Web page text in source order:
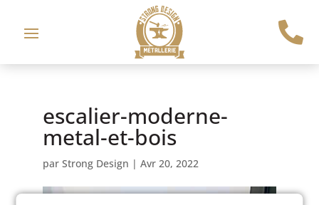

escalier-moderne-
metal-et-bois
par Strong Design | Avr 20, 2022